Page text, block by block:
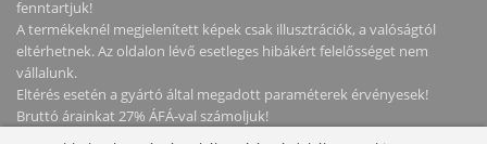
fenntartjuk!
A termékeknél megjelenített képek csak illusztrációk, a valóságtól
eltérhetnek. Az oldalon lévő esetleges hibákért felelősséget nem
vállalunk.
Eltérés esetén a gyártó által megadott paraméterek érvényesek!
Bruttó árainkat 27% ÁFÁ-val számoljuk!